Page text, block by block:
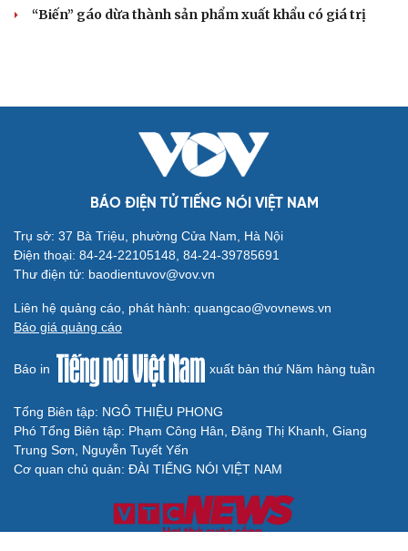
“Biến” gáo dừa thành sản phẩm xuất khẩu có giá trị
BÁO ĐIỆN TỬ TIẾNG NÓI VIỆT NAM
Trụ sở: 37 Bà Triệu, phường Cửa Nam, Hà Nội
Điện thoại: 84-24-22105148, 84-24-39785691
Thư điện tử: baodientuvov@vov.vn
Liên hệ quảng cáo, phát hành: quangcao@vovnews.vn
Báo giá quảng cáo
Báo in xuất bản thứ Năm hàng tuần
Tổng Biên tập: NGÔ THIỆU PHONG
Phó Tổng Biên tập: Phạm Công Hân, Đặng Thị Khanh, Giang
Trung Sơn, Nguyễn Tuyết Yến
Cơ quan chủ quản: ĐÀI TIẾNG NÓI VIỆT NAM